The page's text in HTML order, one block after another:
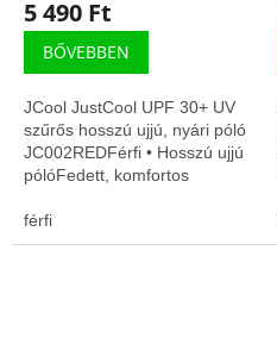
5 490 Ft
BŐVEBBEN
JCool JustCool UPF 30+ UV
szűrős hosszú ujjú, nyári póló
JC002REDFérfi • Hosszú ujjú
pólóFedett, komfortos
száradás
férfi